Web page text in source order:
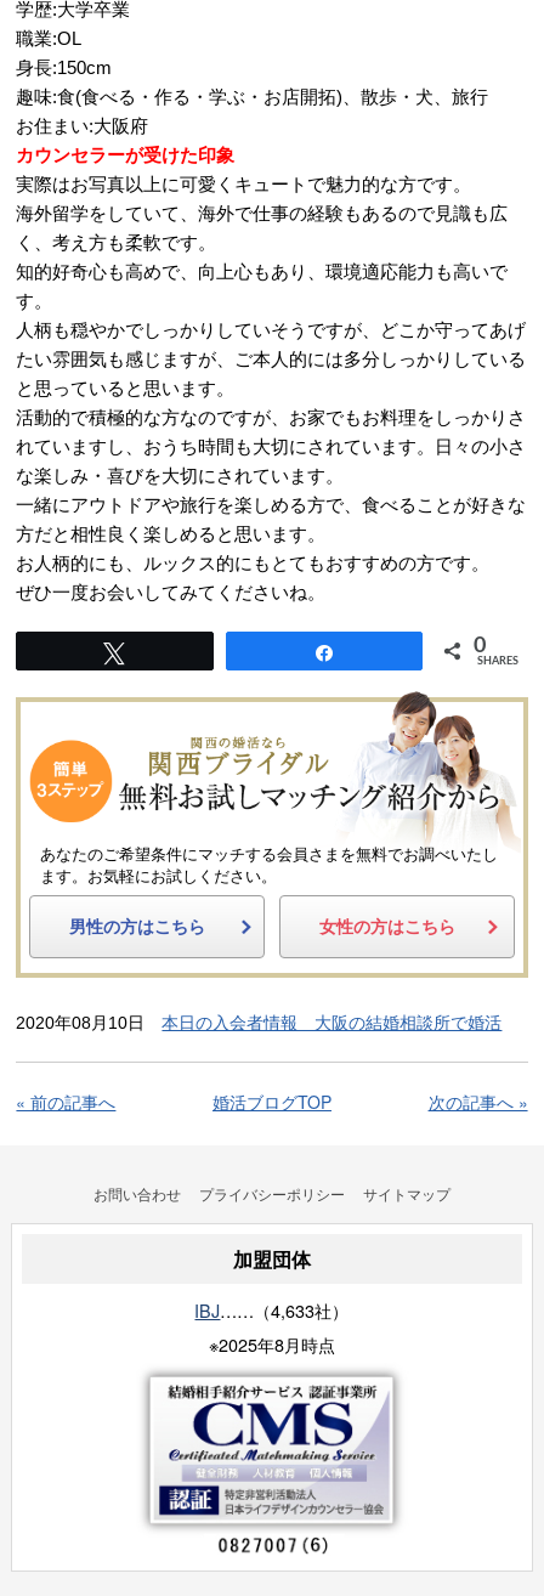
学歴:大学卒業
職業:OL
身長:150cm
趣味:食(食べる・作る・学ぶ・お店開拓)、散歩・犬、旅行
お住まい:大阪府
カウンセラーが受けた印象
実際はお写真以上に可愛くキュートで魅力的な方です。
海外留学をしていて、海外で仕事の経験もあるので見識も広
く、考え方も柔軟です。
知的好奇心も高めで、向上心もあり、環境適応能力も高いで
す。
人柄も穏やかでしっかりしていそうですが、どこか守ってあげ
たい雰囲気も感じますが、ご本人的には多分しっかりしている
と思っていると思います。
活動的で積極的な方なのですが、お家でもお料理をしっかりさ
れていますし、おうち時間も大切にされています。日々の小さ
な楽しみ・喜びを大切にされています。
一緒にアウトドアや旅行を楽しめる方で、食べることが好きな
方だと相性良く楽しめると思います。
お人柄的にも、ルックス的にもとてもおすすめの方です。
ぜひ一度お会いしてみてくださいね。
0
SHARES
あなたのご希望条件にマッチする会員さまを無料でお調べいたし
ます。
お気軽にお試しください。
男性の方はこちら 女性の方はこちら
2020年08月10日本日の入会者情報 大阪の結婚相談所で婚活
« 前の記事へ 婚活ブログTOP 次の記事へ »
お問い合わせ プライバシーポリシー サイトマップ
加盟団体
IBJ……（4,633社）
※2025年8月時点